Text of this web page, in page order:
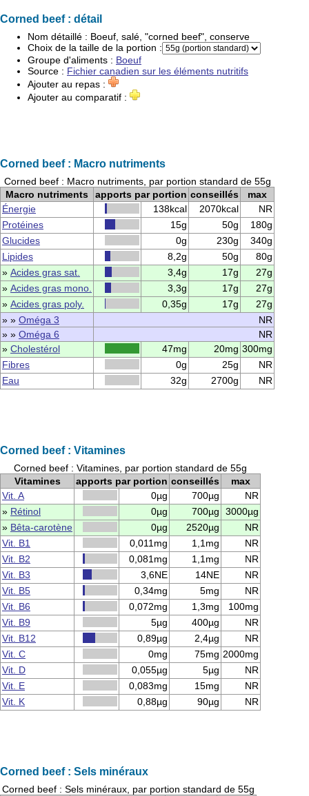
Corned beef : détail
Nom détaillé : Boeuf, salé, "corned beef", conserve
Choix de la taille de la portion :
Groupe d'aliments : Boeuf
Source : Fichier canadien sur les éléments nutritifs
Ajouter au repas :
Ajouter au comparatif :
Corned beef : Macro nutriments
Corned beef : Macro nutriments, par portion standard de 55g
Macro nutriments
apports par portion conseillés
max
Énergie
138kcal 2070kcal
NR
Protéines
15g 50g
180g
Glucides
0g 230g
340g
Lipides
8,2g 50g
80g
» Acides gras sat. 3,4g 17g
27g
» Acides gras mono. 3,3g 17g
27g
» Acides gras poly. 0,35g 17g
27g
» » Oméga 3
NR
» » Oméga 6
NR
» Cholestérol 47mg 20mg 300mg
Fibres
0g 25g
NR
Eau
32g 2700g NR
Corned beef : Vitamines
Corned beef : Vitamines, par portion standard de 55g
Vitamines
apports par portion conseillés
max
Vit. A
0µg 700µg
NR
» Rétinol 0µg 700µg
3000µg
» Bêta-carotène 0µg 2520µg
NR
Vit. B1
0,011mg 1,1mg
NR
Vit. B2
0,081mg 1,1mg
NR
Vit. B3
3,6NE 14NE
NR
Vit. B5
0,34mg 5mg
NR
Vit. B6
0,072mg 1,3mg
100mg
Vit. B9
5µg 400µg
NR
Vit. B12
0,89µg 2,4µg
NR
Vit. C
0mg 75mg 2000mg
Vit. D
0,055µg 5µg
NR
Vit. E
0,083mg 15mg
NR
Vit. K
0,88µg 90µg NR
Corned beef : Sels minéraux
Corned beef : Sels minéraux, par portion standard de 55g